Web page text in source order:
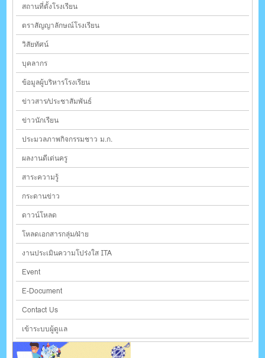
สถานที่ตั้งโรงเรียน
ตราสัญญาลักษณ์โรงเรียน
วิสัยทัศน์
บุคลากร
ข้อมูลผู้บริหารโรงเรียน
ข่าวสาร/ประชาสัมพันธ์
ข่าวนักเรียน
ประมวลภาพกิจกรรมชาว ม.ก.
ผลงานดีเด่นครู
สาระความรู้
กระดานข่าว
ดาวน์โหลด
โหลดเอกสารกลุ่ม/ฝ่าย
งานประเมินความโปร่งใส ITA
Event
E-Document
Contact Us
เข้าระบบผู้ดูแล